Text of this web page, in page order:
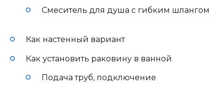
Смеситель для душа с гибким шлангом
Как настенный вариант
Как установить раковину в ванной
Подача труб, подключение